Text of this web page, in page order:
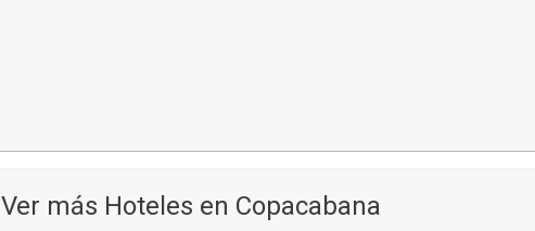
Ver más Hoteles en Copacabana